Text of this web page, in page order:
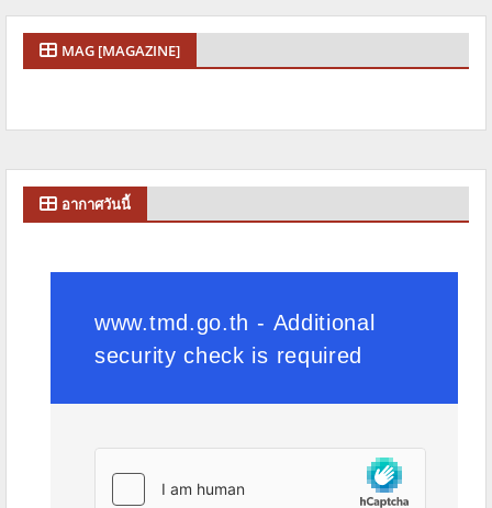
MAG [MAGAZINE]
อากาศวันนี้